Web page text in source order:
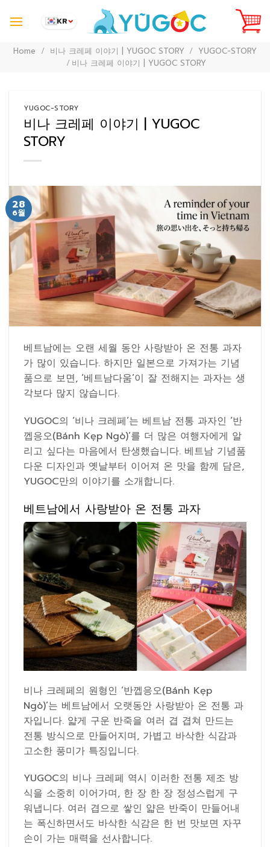
KR
Home / 비나 크레페 이야기 | YUGOC STORY / YUGOC-STORY
/ 비나 크레페 이야기 | YUGOC STORY
YUGOC-STORY
비나 크레페 이야기 | YUGOC
STORY
28
6월
베트남에는 오랜 세월 동안 사랑받아 온 전통 과자
가 많이 있습니다. 하지만 일본으로 가져가는 기념
품으로 보면, ‘베트남다움’이 잘 전해지는 과자는 생
각보다 많지 않습니다.
YUGOC의 ‘비나 크레페’는 베트남 전통 과자인 ‘반
껩응오(Bánh Kẹp Ngò)’를 더 많은 여행자에게 알
리고 싶다는 마음에서 탄생했습니다. 베트남 기념품
다운 디자인과 옛날부터 이어져 온 맛을 함께 담은,
YUGOC만의 이야기를 소개합니다.
베트남에서 사랑받아 온 전통 과자
비나 크레페의 원형인 ‘반껩응오(Bánh Kẹp
Ngò)’는 베트남에서 오랫동안 사랑받아 온 전통 과
자입니다. 얇게 구운 반죽을 여러 겹 겹쳐 만드는
전통 방식으로 만들어지며, 가볍고 바삭한 식감과
고소한 풍미가 특징입니다.
YUGOC의 비나 크레페 역시 이러한 전통 제조 방
식을 소중히 이어가며, 한 장 한 장 정성스럽게 구
워냅니다. 여러 겹으로 쌓인 얇은 반죽이 만들어내
는 폭신하면서도 바삭한 식감은 한 번 맛보면 자꾸
손이 가는 매력을 선사합니다.